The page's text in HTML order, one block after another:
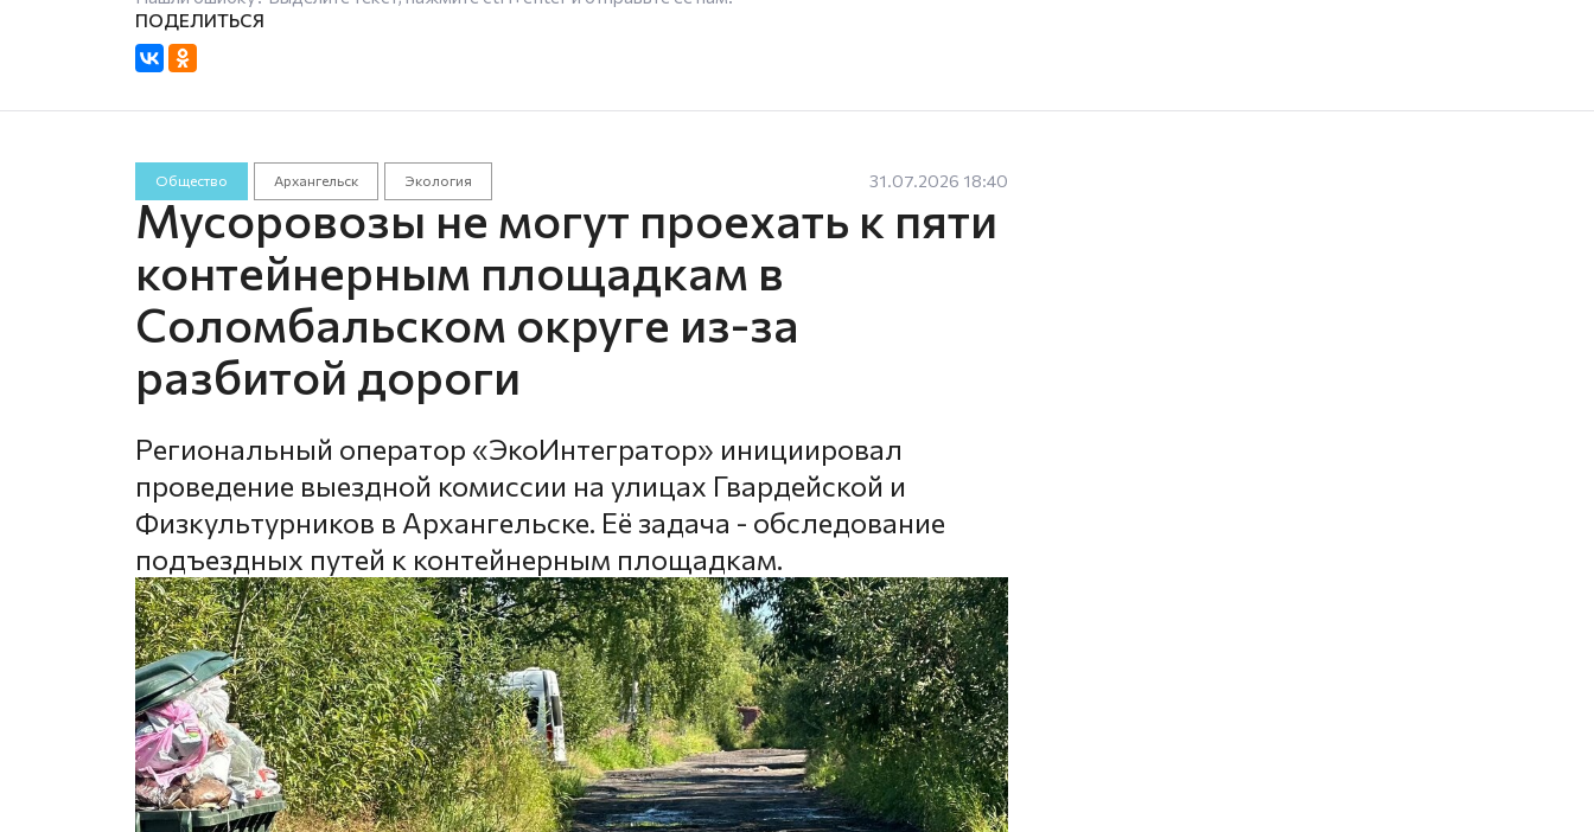
Общество Архангельск Экология 31.07.2026 18:40
Мусоровозы не могут проехать к пяти
контейнерным площадкам в
Соломбальском округе из-за
разбитой дороги
Региональный оператор «ЭкоИнтегратор» инициировал
проведение выездной комиссии на улицах Гвардейской и
Физкультурников в Архангельске. Её задача - обследование
подъездных путей к контейнерным площадкам.